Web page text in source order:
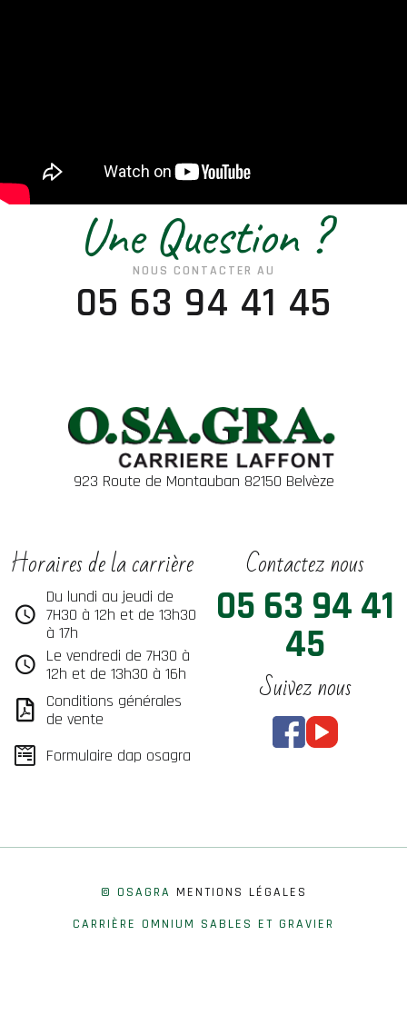
Une Question ?
NOUS CONTACTER AU
05 63 94 41 45
923 Route de Montauban 82150 Belvèze
Horaires de la carrière
Du lundi au jeudi de
7H30 à 12h et de 13h30
à 17h
Le vendredi de 7H30 à
12h et de 13h30 à 16h
Conditions générales
de vente
Formulaire dap osagra
Contactez nous
05 63 94 41
45
Suivez nous
© OSAGRA MENTIONS LÉGALES
CARRIÈRE OMNIUM SABLES ET GRAVIER